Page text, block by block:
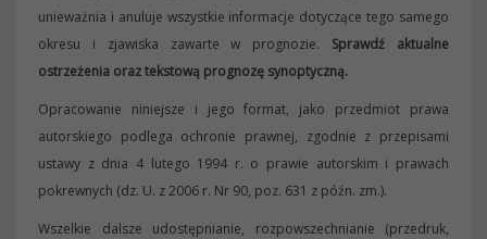
unieważnia i anuluje wszystkie informacje dotyczące tego samego
okresu i zjawiska zawarte w prognozie. Sprawdź aktualne
ostrzeżenia oraz tekstową prognozę synoptyczną.
Opracowanie niniejsze i jego format, jako przedmiot prawa
autorskiego podlega ochronie prawnej, zgodnie z przepisami
ustawy z dnia 4 lutego 1994 r. o prawie autorskim i prawach
pokrewnych (dz. U. z 2006 r. Nr 90, poz. 631 z późn. zm.).
Wszelkie dalsze udostępnianie, rozpowszechnianie (przedruk,